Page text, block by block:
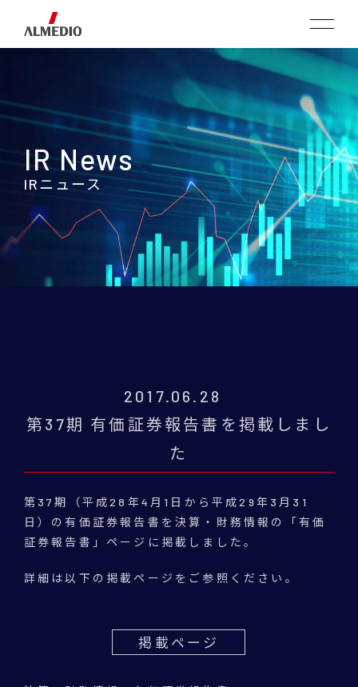
IR News
IRニュース
2017.06.28
第37期 有価証券報告書を掲載しまし
た
第37期（平成28年4月1日から平成29年3月31
日）の有価証券報告書を決算・財務情報の「有価
証券報告書」ページに掲載しました。
詳細は以下の掲載ページをご参照ください。
掲載ページ